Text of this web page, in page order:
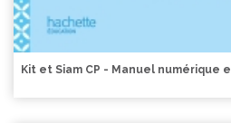
Kit et Siam CP - Manuel numérique